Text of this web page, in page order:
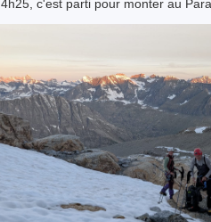
4h25, c'est parti pour monter au